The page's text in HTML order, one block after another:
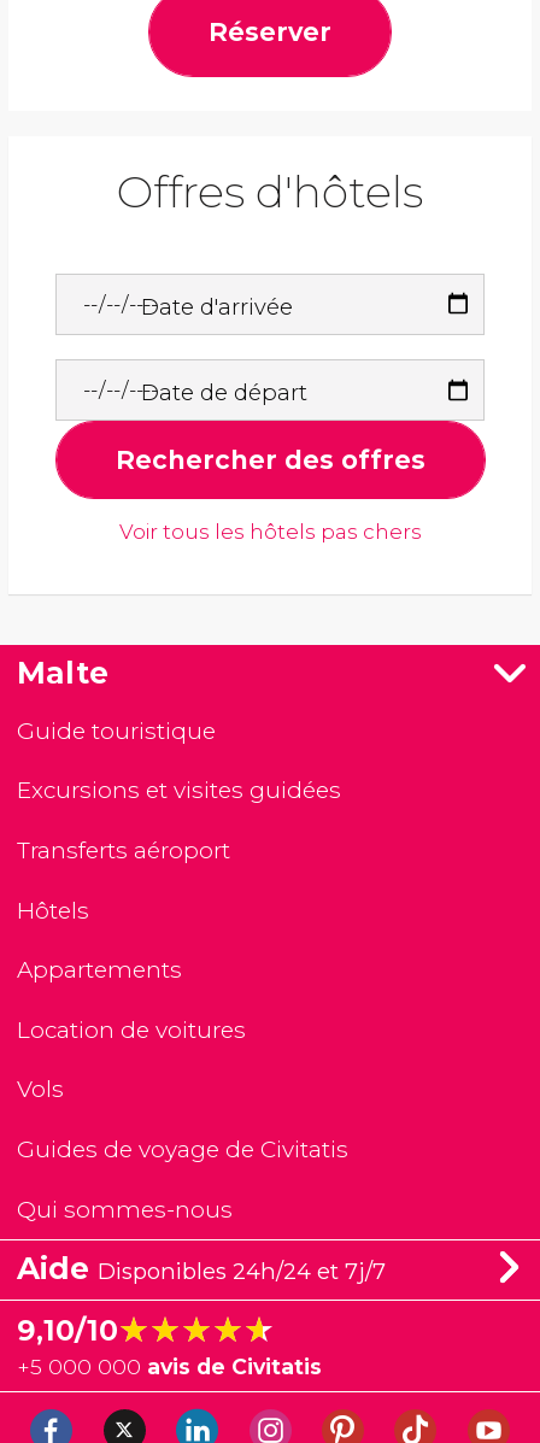
Réserver
Offres d'hôtels
Date d'arrivée
Date de départ
Rechercher des offres
Voir tous les hôtels pas chers
Malte
Guide touristique
Excursions et visites guidées
Transferts aéroport
Hôtels
Appartements
Location de voitures
Vols
Guides de voyage de Civitatis
Qui sommes-nous
Aide Disponibles 24h/24 et 7j/7
9,10/10★★★★★
★★★★★
+5 000 000 avis de Civitatis